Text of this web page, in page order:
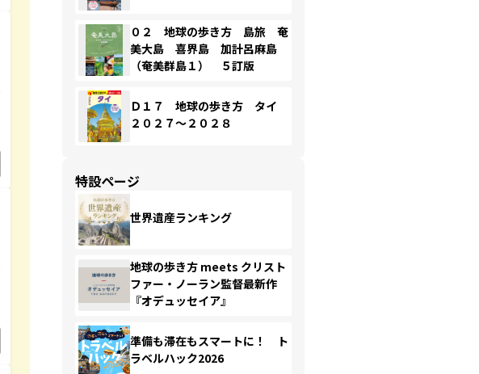
０２ 地球の歩き方 島旅 奄
美大島 喜界島 加計呂麻島
（奄美群島１） ５訂版
Ｄ１７ 地球の歩き方 タイ
２０２７～２０２８
特設ページ
世界遺産ランキング
地球の歩き方 meets クリスト
ファー・ノーラン監督最新作
『オデュッセイア』
準備も滞在もスマートに！ ト
ラベルハック2026